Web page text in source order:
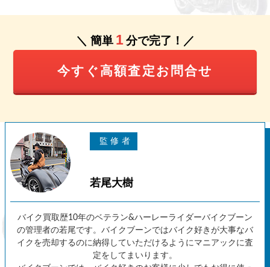
＼ 簡単 1 分で完了！／
今すぐ高額査定お問合せ
若尾大樹
バイク買取歴10年のベテラン&ハーレーライダーバイクブーン
の管理者の若尾です。バイクブーンではバイク好きが大事なバ
イクを売却するのに納得していただけるようにマニアックに査
定をしてまいります。